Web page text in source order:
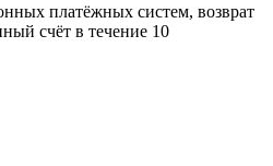
платёжных систем, возврат
счёт в течение 10